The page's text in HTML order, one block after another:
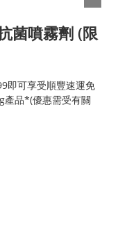
菌噴霧劑 (限
即可享受順豐速運免
產品*(優惠需受有關